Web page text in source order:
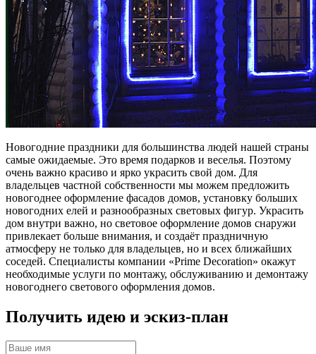
Новогодние праздники для большинства людей нашей страны
самые ожидаемые. Это время подарков и веселья. Поэтому
очень важно красиво и ярко украсить свой дом. Для
владельцев частной собственности мы можем предложить
новогоднее оформление фасадов домов, установку больших
новогодних елей и разнообразных световых фигур. Украсить
дом внутри важно, но световое оформление домов снаружи
привлекает больше внимания, и создаёт праздничную
атмосферу не только для владельцев, но и всех ближайших
соседей. Специалисты компании «Prime Decoration» окажут
необходимые услуги по монтажу, обслуживанию и демонтажу
новогоднего светового оформления домов.
Получить идею и эскиз-план